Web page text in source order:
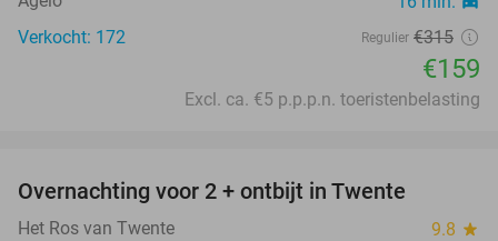
Verkocht: 172 Regulier €315
€159
Excl. ca. €5 p.p.p.n. toeristenbelasting
Overnachting voor 2 + ontbijt in Twente
Het Ros van Twente 9.8 star